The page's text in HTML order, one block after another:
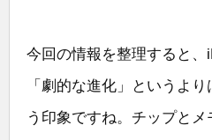
今回の情報を整理すると、
「劇的な進化」というよ
う印象ですね。チップと